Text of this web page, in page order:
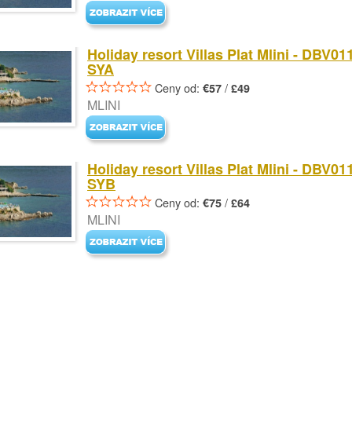
Holiday resort Villas Plat Mlini -
SYA
Ceny od: €57 / £49
MLINI
Holiday resort Villas Plat Mlini -
SYB
Ceny od: €75 / £64
MLINI